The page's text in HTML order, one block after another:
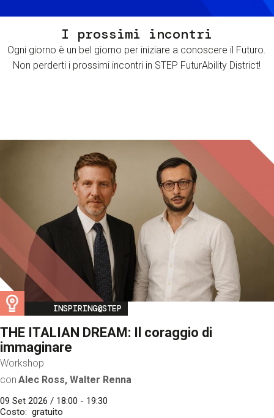
I prossimi incontri
Ogni giorno è un bel giorno per iniziare a conoscere il Futuro.
Non perderti i prossimi incontri in STEP FuturAbility District!
Image
INSPIRING@STEP
THE ITALIAN DREAM: Il coraggio di
immaginare
Workshop
con Alec Ross, Walter Renna
09 Set 2026 / 18:00 - 19:30
Costo
gratuito